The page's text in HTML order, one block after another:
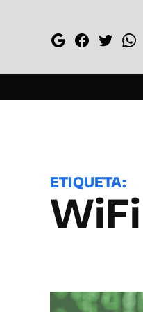
GoogleFacebook
Twitter
ETIQUETA:
WiFi